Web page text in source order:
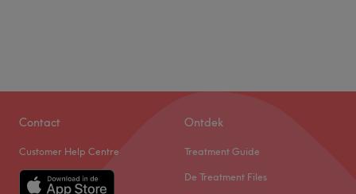
Contact
Customer Help Centre
Ontdek
Treatment Guide
De Treatment Files